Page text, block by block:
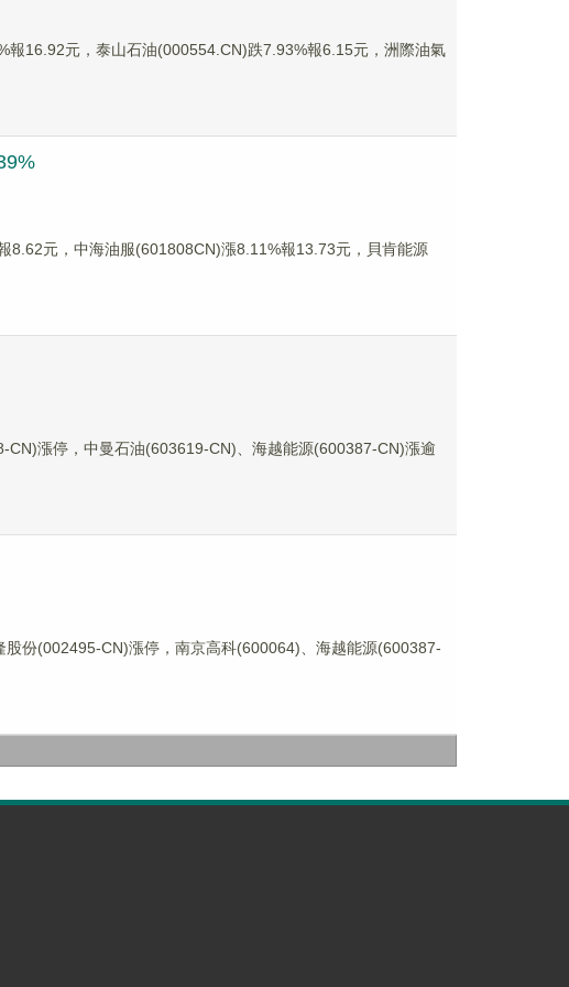
16.92元，泰山石油(000554.CN)跌7.93%報6.15元，洲際油氣
8.62元，中海油服(601808CN)漲8.11%報13.73元，貝肯能源
CN)漲停，中曼石油(603619-CN)、海越能源(600387-CN)漲逾
份(002495-CN)漲停，南京高科(600064)、海越能源(600387-